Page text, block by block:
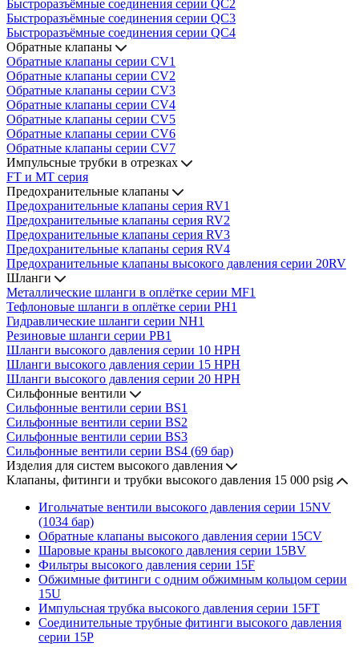
Быстроразъёмные соединения серии QC2
Быстроразъёмные соединения серии QC3
Быстроразъёмные соединения серии QC4
Обратные клапаны
Обратные клапаны серии CV1
Обратные клапаны серии CV2
Обратные клапаны серии CV3
Обратные клапаны серии CV4
Обратные клапаны серии CV5
Обратные клапаны серии CV6
Обратные клапаны серии CV7
Импульсные трубки в отрезках
FT и MT серия
Предохранительные клапаны
Предохранительные клапаны серия RV1
Предохранительные клапаны серия RV2
Предохранительные клапаны серия RV3
Предохранительные клапаны серия RV4
Предохранительные клапаны высокого давления серии 20RV
Шланги
Металлические шланги в оплётке серии MF1
Тефлоновые шланги в оплётке серии PH1
Гидравлические шланги серии NH1
Резиновые шланги серии PB1
Шланги высокого давления серии 10 HPH
Шланги высокого давления серии 15 HPH
Шланги высокого давления серии 20 HPH
Сильфонные вентили
Сильфонные вентили серии BS1
Сильфонные вентили серии BS2
Сильфонные вентили серии BS3
Сильфонные вентили серии BS4 (69 бар)
Изделия для систем высокого давления
Клапаны, фитинги и трубки высокого давления 15 000 psig
Игольчатые вентили высокого давления серии 15NV
(1034 бар)
Обратные клапаны высокого давления серии 15CV
Шаровые краны высокого давления серии 15BV
Фильтры высокого давления серии 15F
Обжимные фитинги с одним обжимным кольцом серии
15U
Импульсная трубка высокого давления серии 15FT
Соединительные трубные фитинги высокого давления
серии 15P